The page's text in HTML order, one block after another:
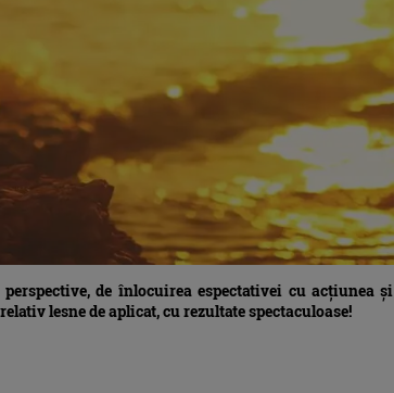
de înlocuirea espectativei cu acțiunea și
lesne de aplicat, cu rezultate spectaculoase!